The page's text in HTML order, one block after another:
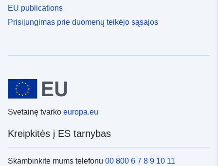
EU publications
Prisijungimas prie duomenų teikėjo sąsajos
Svetainę tvarko europa.eu
Kreipkitės į ES tarnybas
Skambinkite mums telefonu 00 800 6 7 8 9 10 11